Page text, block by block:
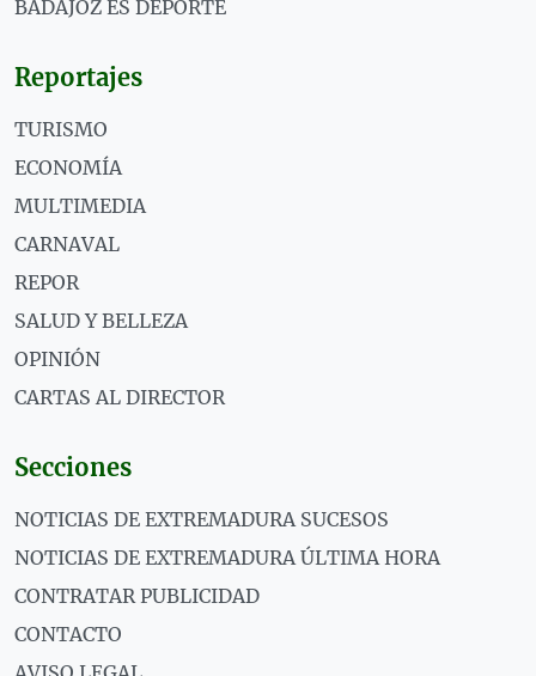
BADAJOZ ES DEPORTE
Reportajes
TURISMO
ECONOMÍA
MULTIMEDIA
CARNAVAL
REPOR
SALUD Y BELLEZA
OPINIÓN
CARTAS AL DIRECTOR
Secciones
NOTICIAS DE EXTREMADURA SUCESOS
NOTICIAS DE EXTREMADURA ÚLTIMA HORA
CONTRATAR PUBLICIDAD
CONTACTO